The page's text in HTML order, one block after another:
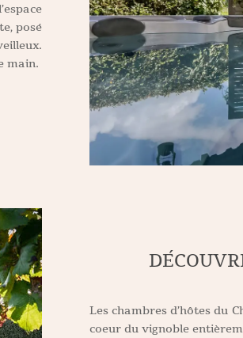
posé
main.
Les chambres d’hôtes du
coeur du vignoble